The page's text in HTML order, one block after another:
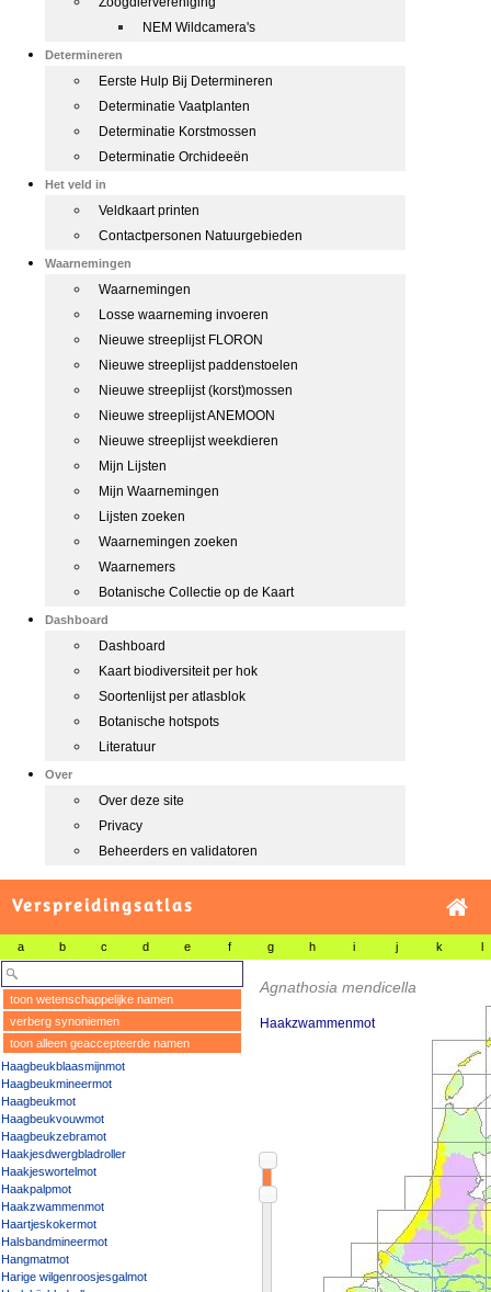
NEM Wildcamera's
Determineren
Eerste Hulp Bij Determineren
Determinatie Vaatplanten
Determinatie Korstmossen
Determinatie Orchideeën
Het veld in
Veldkaart printen
Contactpersonen Natuurgebieden
Waarnemingen
Waarnemingen
Losse waarneming invoeren
Nieuwe streeplijst FLORON
Nieuwe streeplijst paddenstoelen
Nieuwe streeplijst (korst)mossen
Nieuwe streeplijst ANEMOON
Nieuwe streeplijst weekdieren
Mijn Lijsten
Mijn Waarnemingen
Lijsten zoeken
Waarnemingen zoeken
Waarnemers
Botanische Collectie op de Kaart
Dashboard
Dashboard
Kaart biodiversiteit per hok
Soortenlijst per atlasblok
Botanische hotspots
Literatuur
Over
Over deze site
Privacy
Beheerders en validatoren
Verspreidingsatlas
a b c d e f g h i j k l
toon wetenschappelijke namen
verberg synoniemen
toon alleen geaccepteerde namen
Haagbeukblaasmijnmot
Haagbeukmineermot
Haagbeukmot
Haagbeukvouwmot
Haagbeukzebramot
Haakjesdwergbladroller
Haakjeswortelmot
Haakpalpmot
Haakzwammenmot
Haartjeskokermot
Halsbandmineermot
Hangmatmot
Harige wilgenroosjesgalmot
Agnathosia mendicella
Haakzwammenmot